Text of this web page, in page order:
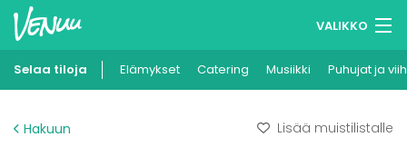
VALIKKO
Muistilistasi
Selaa tiloja Elämykset Catering Musiikki Puhujat ja
Hakuun Lisää muistilistalle